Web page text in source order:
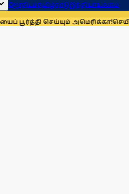
ஜோதிடம்தமிழ்நாடுஇந்தியாஉலகம்
செய்யும் அமெரிக்கா!செயின்ட்